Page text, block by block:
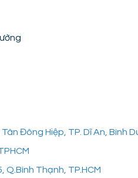
Đông Hiệp, TP. Dĩ An, Bình
Q.Bình Thạnh, TP.HCM